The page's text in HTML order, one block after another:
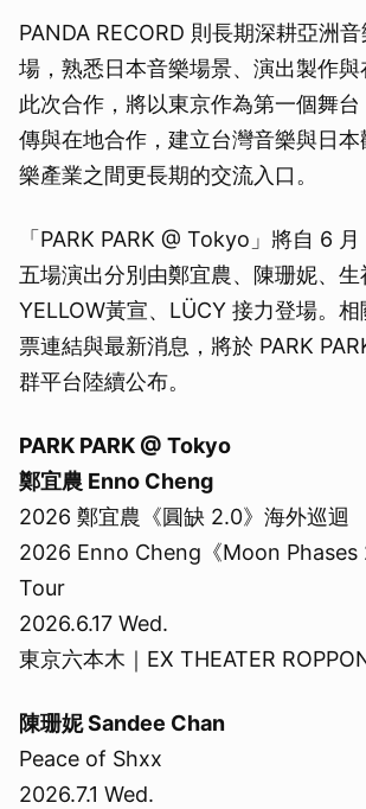
PANDA RECORD 則長期深耕亞洲
場，熟悉日本音樂場景、演出製作
此次合作，將以東京作為第一個舞
傳與在地合作，建立台灣音樂與日
樂產業之間更長期的交流入口。
「PARK PARK @ Tokyo」將自 6 月
五場演出分別由鄭宜農、陳珊妮、生
YELLOW黃宣、LÜCY 接力登場。
票連結與最新消息，將於 PARK
群平台陸續公布。
PARK PARK @ Tokyo
鄭宜農 Enno Cheng
2026 鄭宜農《圓缺 2.0》海外巡迴
2026 Enno Cheng《Moon Phases
Tour
2026.6.17 Wed.
東京六本木｜EX THEATER
陳珊妮 Sandee Chan
Peace of Shxx
2026.7.1 Wed.